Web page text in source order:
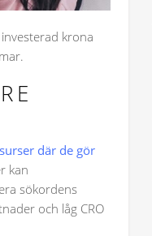
krona
där de gör
kan
sökordens
och låg CRO